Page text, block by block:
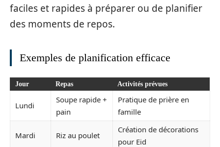
faciles et rapides à préparer ou de planifier
des moments de repos.
Exemples de planification efficace
Jour Repas Activités prévues
Lundi
Soupe rapide +
pain
Pratique de prière en
famille
Mardi Riz au poulet
Création de décorations
pour Eid